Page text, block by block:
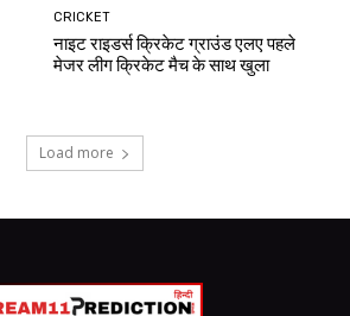
CRICKET
नाइट राइडर्स क्रिकेट ग्राउंड एलए पहले
मेजर लीग क्रिकेट मैच के साथ खुला
Load more